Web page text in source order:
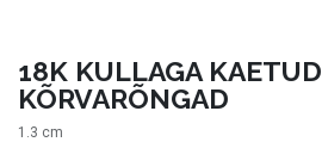
18K KULLAGA KAETUD
KÕRVARÕNGAD
1.3 cm